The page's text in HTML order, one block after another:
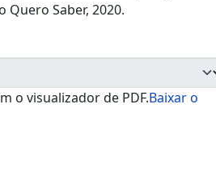
Quero Saber, 2020.
o visualizador de PDF.Baixar o